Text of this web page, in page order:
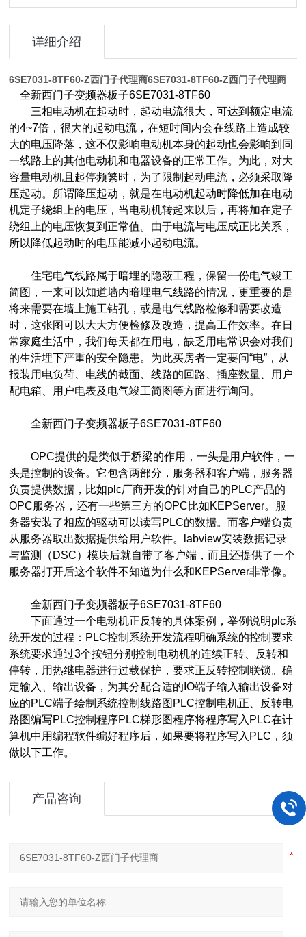
详细介绍
6SE7031-8TF60-Z西门子代理商6SE7031-8TF60-Z西门子代理商
全新西门子变频器板子6SE7031-8TF60
三相电动机在起动时，起动电流很大，可达到额定电流
的4~7倍，很大的起动电流，在短时间内会在线路上造成较
大的电压降落，这不仅影响电动机本身的起动也会影响到同
一线路上的其他电动机和电器设备的正常工作。为此，对大
容量电动机且起停频繁时，为了限制起动电流，必须采取降
压起动。所谓降压起动，就是在电动机起动时降低加在电动
机定子绕组上的电压，当电动机转起来以后，再将加在定子
绕组上的电压恢复到正常值。由于电流与电压成正比关系，
所以降低起动时的电压能减小起动电流。
住宅电气线路属于暗埋的隐蔽工程，保留一份电气竣工
简图，一来可以知道墙内暗埋电气线路的情况，更重要的是
将来需要在墙上施工钻孔，或是电气线路检修和需要改造
时，这张图可以大大方便检修及改造，提高工作效率。在日
常家庭生活中，我们每天都在用电，缺乏用电常识会对我们
的生活埋下严重的安全隐患。为此买房者一定要问“电”，从
报装用电负荷、电线的截面、线路的回路、插座数量、用户
配电箱、用户电表及电气竣工简图等方面进行询问。
全新西门子变频器板子6SE7031-8TF60
OPC提供的是类似于桥梁的作用，一头是用户软件，一
头是控制的设备。它包含两部分，服务器和客户端，服务器
负责提供数据，比如plc厂商开发的针对自己的PLC产品的
OPC服务器，还有一些第三方的OPC比如KEPServer。服
务器安装了相应的驱动可以读写PLC的数据。而客户端负责
从服务器取出数据提供给用户软件。labview安装数据记录
与监测（DSC）模块后就自带了客户端，而且还提供了一个
服务器打开后这个软件不知道为什么和KEPServer非常像。
全新西门子变频器板子6SE7031-8TF60
下面通过一个电动机正反转的具体案例，举例说明plc系
统开发的过程：PLC控制系统开发流程明确系统的控制要求
系统要求通过3个按钮分别控制电动机的连续正转、反转和
停转，用热继电器进行过载保护，要求正反转控制联锁。确
定输入、输出设备，为其分配合适的IO端子输入输出设备对
应的PLC端子绘制系统控制线路图PLC控制电机正、反转电
路图编写PLC控制程序PLC梯形图程序将程序写入PLC在计
算机中用编程软件编好程序后，如果要将程序写入PLC，须
做以下工作。
产品咨询